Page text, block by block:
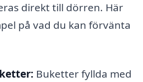
direkt till dörren. Här
på vad du kan förvänta
Buketter fyllda med